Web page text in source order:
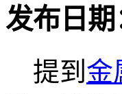
发布日期
提到 金